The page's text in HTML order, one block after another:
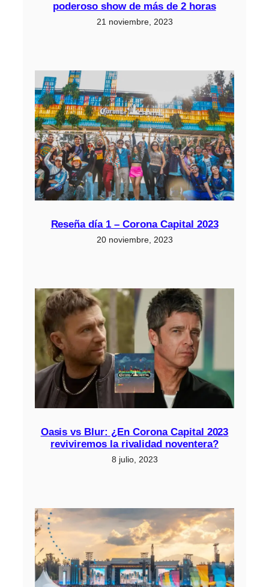
poderoso show de más de 2 horas
21 noviembre, 2023
Reseña día 1 – Corona Capital 2023
20 noviembre, 2023
Oasis vs Blur: ¿En Corona Capital 2023
reviviremos la rivalidad noventera?
8 julio, 2023